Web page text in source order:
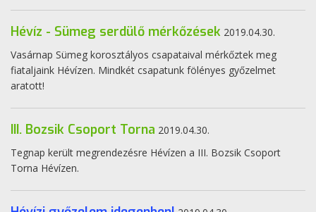
Hévíz - Sümeg serdülő mérkőzések 2019.04.30.
Vasárnap Sümeg korosztályos csapataival mérkőztek meg
fiataljaink Hévízen. Mindkét csapatunk fölényes győzelmet
aratott!
III. Bozsik Csoport Torna 2019.04.30.
Tegnap került megrendezésre Hévízen a III. Bozsik Csoport
Torna Hévízen.